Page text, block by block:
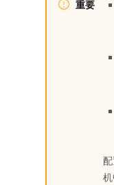
重要